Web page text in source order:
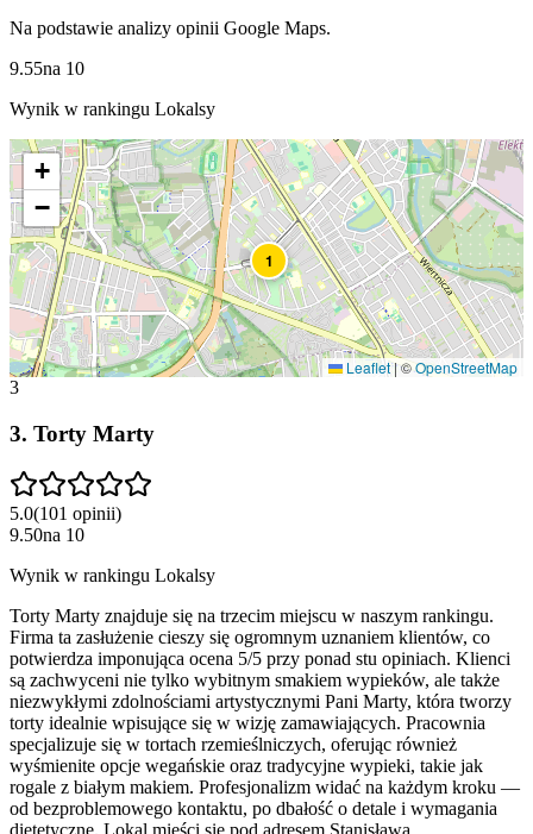
Na podstawie analizy opinii Google Maps.
9.55na 10
Wynik w rankingu Lokalsy
1
+
−
Leaflet |©OpenStreetMap
3
3. Torty Marty
5.0(101 opinii)
9.50na 10
Wynik w rankingu Lokalsy
Torty Marty znajduje się na trzecim miejscu w naszym rankingu.
Firma ta zasłużenie cieszy się ogromnym uznaniem klientów, co
potwierdza imponująca ocena 5/5 przy ponad stu opiniach. Klienci
są zachwyceni nie tylko wybitnym smakiem wypieków, ale także
niezwykłymi zdolnościami artystycznymi Pani Marty, która tworzy
torty idealnie wpisujące się w wizję zamawiających. Pracownia
specjalizuje się w tortach rzemieślniczych, oferując również
wyśmienite opcje wegańskie oraz tradycyjne wypieki, takie jak
rogale z białym makiem. Profesjonalizm widać na każdym kroku —
od bezproblemowego kontaktu, po dbałość o detale i wymagania
dietetyczne. Lokal mieści się pod adresem Stanisława